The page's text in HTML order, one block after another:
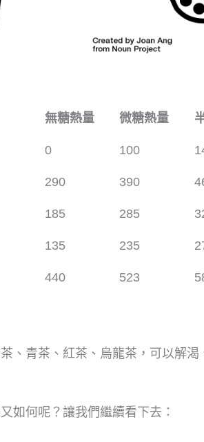
無糖熱量 微糖熱量
0 100
290 390
185 285
135 235
440 523
、青茶、紅茶、烏龍茶，可以解
如何呢？讓我們繼續看下去：